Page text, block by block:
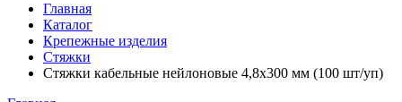
Главная
Каталог
Крепежные изделия
Стяжки
Стяжки кабельные нейлоновые 4,8x300 мм (100 шт/уп)